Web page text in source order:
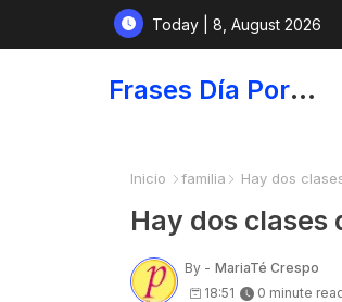
Today | 8, August 2026
Frases Día Por Día - Para Fortalecer el Espíritu
Inicio familia Hay dos
Hay dos clases
By - MariaTé Crespo
18:51
0 minute